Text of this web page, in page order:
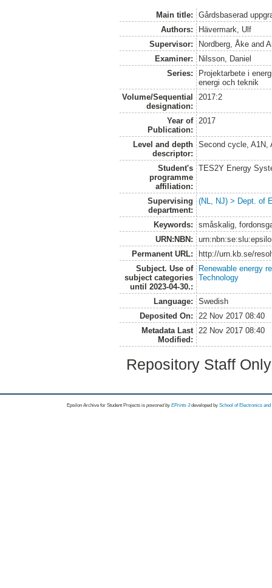
Main title:
Gårdsbaserad
Authors:
Hävermark, Ulf
Supervisor:
Nordberg, Åke and
Examiner:
Nilsson, Daniel
Series:
Projektarbete i
energi och teknik
Volume/Sequential
designation:
2017:2
Year of
Publication:
2017
Level and depth
descriptor:
Second cycle, A1N,
Student's
programme
affiliation:
TES2Y Energy
Supervising
department:
(NL, NJ) > Dept. of
Keywords:
småskalig,
URN:NBN:
Permanent URL:
http://urn.kb.se/
Subject. Use of
subject categories
until 2023-04-30.:
Renewable energy
Technology
Language:
Swedish
Deposited On:
22 Nov 2017 08:40
Metadata Last
Modified:
22 Nov 2017 08:40
Repository Staff
Epsilon Archive for Student Projects is powored byEPrints 3 developed by School of Electronics